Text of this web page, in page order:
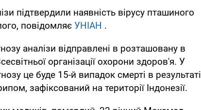
підтвердили наявність вірусу пташиного
повідомляє УНІАН .
аналізи відправлені в розташовану в
організації охорони здоров'я. У
це буде 15-й випадок смерті в результаті
зафіксований на території Індонезії.